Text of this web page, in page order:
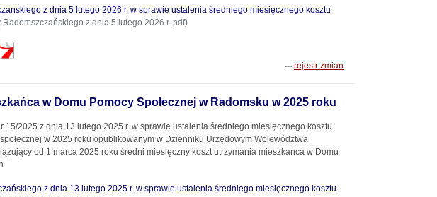
z dnia 5 lutego 2026 r. w sprawie ustalenia średniego miesięcznego kosztu
z dnia 5 lutego 2026 r..pdf)
rejestr zmian
w Domu Pomocy Społecznej w Radomsku w 2025 roku
2025 z dnia 13 lutego 2025 r. w sprawie ustalenia średniego miesięcznego kosztu
w 2025 roku opublikowanym w Dzienniku Urzędowym Województwa
od 1 marca 2025 roku średni miesięczny koszt utrzymania mieszkańca w Domu
z dnia 13 lutego 2025 r. w sprawie ustalenia średniego miesięcznego kosztu